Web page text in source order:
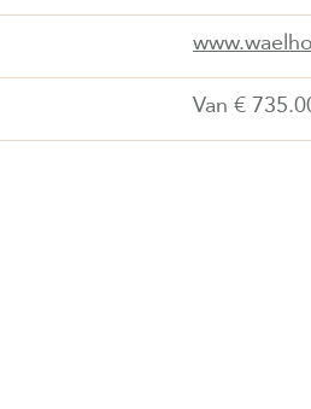
Van €